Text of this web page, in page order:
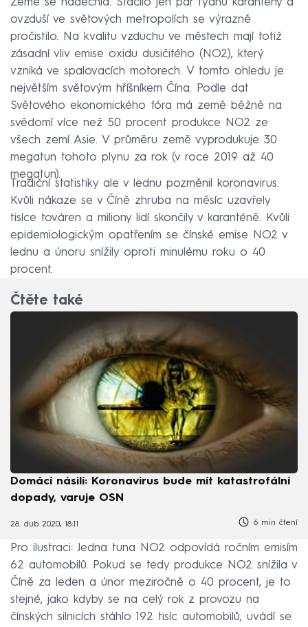
Země se nadechla. Stačilo jen pár týdnů karantény a
ovzduší ve světových metropolích se výrazně
pročistilo. Na kvalitu vzduchu ve městech mají totiž
zásadní vliv emise oxidu dusičitého (NO2), který
vzniká ve spalovacích motorech. V tomto ohledu je
největším světovým hříšníkem Čína. Podle dat
Světového ekonomického fóra má země běžně na
svědomí více než 50 procent produkce NO2 ze
všech zemí Asie. V průměru země vyprodukuje 30
megatun tohoto plynu za rok (v roce 2019 až 40
megatun).
Tradiční statistiky ale v lednu pozměnil koronavirus.
Kvůli nákaze se v Číně zhruba na měsíc uzavřely
tisíce továren a miliony lidí skončily v karanténě. Kvůli
epidemiologickým opatřením se čínské emise NO2 v
lednu a únoru snížily oproti minulému roku o 40
procent.
Čtěte také
Domácí násilí: Koronavirus bude mít katastrofální
dopady, varuje OSN
28. dub 2020, 18:11 6 min čtení
Pro ilustraci: Jedna tuna NO2 odpovídá ročním emisím
62 automobilů. Pokud se tedy produkce NO2 snížila v
Číně za leden a únor meziročně o 40 procent, je to
stejné, jako kdyby se na celý rok z provozu na
čínských silnicích stáhlo 192 tisíc automobilů, uvádí se